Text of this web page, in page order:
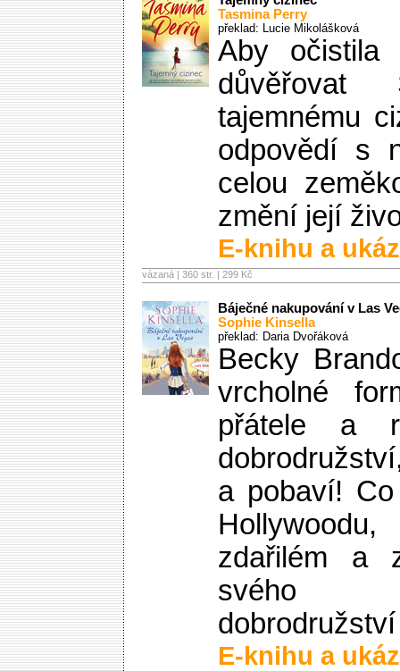
Tasmina Perry
překlad: Lucie Mikolášková
Aby očistila
důvěřovat
tajemnému
odpovědí s
celou
změní její
E-knihu a
vázaná | 360 str. | 299 Kč
Báječné nakupování v Las
Sophie Kinsella
překlad: Daria Dvořáková
Becky
vrcholné
přátele a
a pobaví!
zdařilém a
svého
E-knihu a